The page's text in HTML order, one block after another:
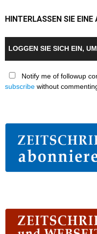
HINTERLASSEN SIE
LOGGEN SIE SICH EIN,
Notify me of followup
subscribe without